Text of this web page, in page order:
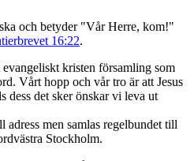
och betyder "Vår Herre, kom!"
16:22.
kristen församling som
Vårt hopp och vår tro är att Jesus
dess det sker önskar vi leva ut
men samlas regelbundet till
Stockholm.